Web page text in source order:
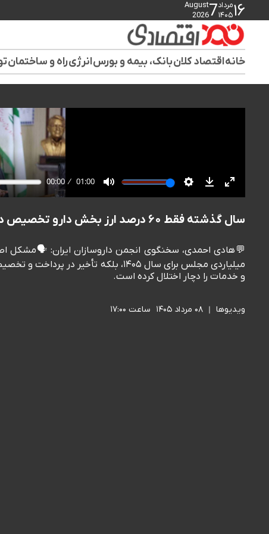
۱۶مرداد
۱۴۰۵7
August
2026
خانهاقتصاد کلانبانک، بیمه و بورسانرژیراه و ساختمان
سال گذشته فقط ۶۰ درصد ارز بخش دارو تخصیص داده شد
و خدمات را دچار اختلال کرده است.
ویدیوها ۰۸ مرداد ۱۴۰۵ ساعت ۱۷:۰۰